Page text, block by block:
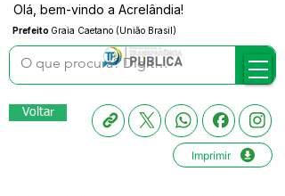
Prefeito Graia Caetano (União Brasil)
Olá, bem-vindo a Acrelândia!
Voltar
Imprimir